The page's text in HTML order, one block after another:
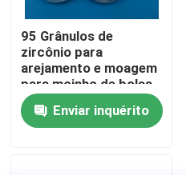
Meios de sopro cerâmicos
Sopro cerâmico do grânulo
95 Grânulos de
zircônio para
arejamento e moagem
para moinho de bolas
planetárias
Enviar inquérito